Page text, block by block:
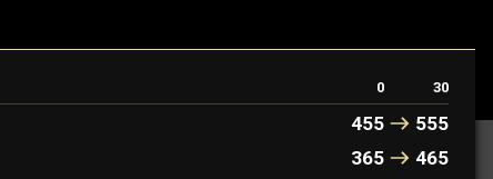
0 30
455
555
365
465